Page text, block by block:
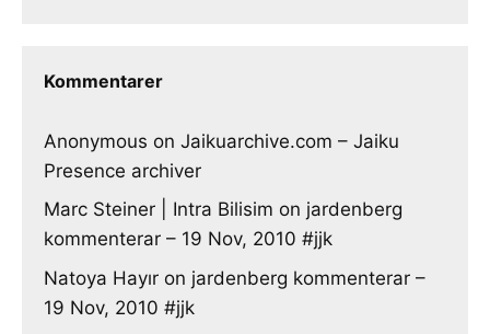
Kommentarer
Anonymous on Jaikuarchive.com – Jaiku
Presence archiver
Marc Steiner | Intra Bilisim on jardenberg
kommenterar – 19 Nov, 2010 #jjk
Natoya Hayır on jardenberg kommenterar –
19 Nov, 2010 #jjk